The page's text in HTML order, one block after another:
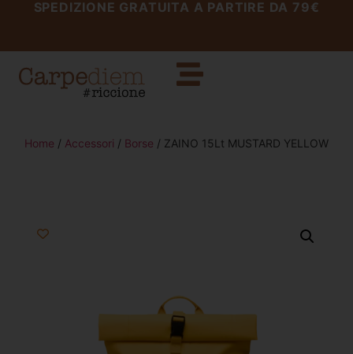
SPEDIZIONE GRATUITA A PARTIRE DA 79€
Home / Accessori / Borse / ZAINO 15Lt MUSTARD YELLOW